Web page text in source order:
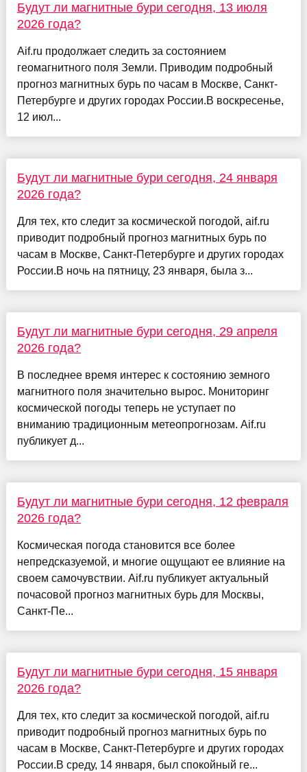
Будут ли магнитные бури сегодня, 13 июля
2026 года?
Aif.ru продолжает следить за состоянием
геомагнитного поля Земли. Приводим подробный
прогноз магнитных бурь по часам в Москве, Санкт-
Петербурге и других городах России.В воскресенье,
12 июл...
Будут ли магнитные бури сегодня, 24 января
2026 года?
Для тех, кто следит за космической погодой, aif.ru
приводит подробный прогноз магнитных бурь по
часам в Москве, Санкт-Петербурге и других городах
России.В ночь на пятницу, 23 января, была з...
Будут ли магнитные бури сегодня, 29 апреля
2026 года?
В последнее время интерес к состоянию земного
магнитного поля значительно вырос. Мониторинг
космической погоды теперь не уступает по
вниманию традиционным метеопрогнозам. Aif.ru
публикует д...
Будут ли магнитные бури сегодня, 12 февраля
2026 года?
Космическая погода становится все более
непредсказуемой, и многие ощущают ее влияние на
своем самочувствии. Aif.ru публикует актуальный
почасовой прогноз магнитных бурь для Москвы,
Санкт-Пе...
Будут ли магнитные бури сегодня, 15 января
2026 года?
Для тех, кто следит за космической погодой, aif.ru
приводит подробный прогноз магнитных бурь по
часам в Москве, Санкт-Петербурге и других городах
России.В среду, 14 января, был спокойный ге...